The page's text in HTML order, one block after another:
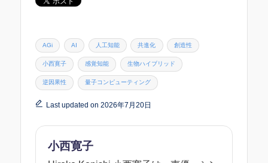
Tags:
AGi AI 人工知能 共進化 創造性
小西寛子 感覚知能 生物ハイブリッド
逆因果性 量子コンピューティング
Last updated on 2026年7月20日
小西寛子